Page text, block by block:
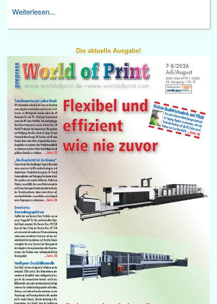
Weiterlesen...
Die aktuelle Ausgabe!